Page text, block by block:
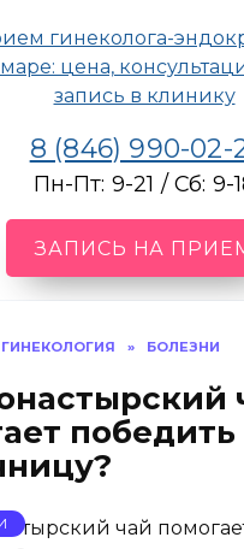
8 (846) 990-02-
Пн-Пт: 9-21 / Сб: 9-
ЗАПИСЬ НА
ГИНЕКОЛОГИЯ » БОЛЕЗНИ
победить